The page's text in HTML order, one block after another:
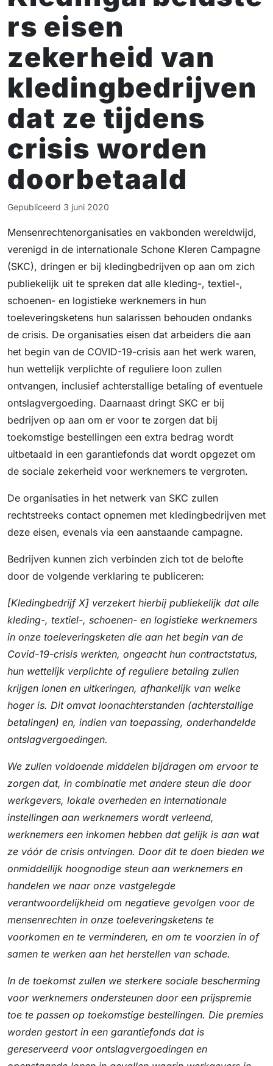
rs eisen
zekerheid van
kledingbedrijven
dat ze tijdens
crisis worden
doorbetaald
Gepubliceerd 3 juni 2020
Mensenrechtenorganisaties en vakbonden wereldwijd,
verenigd in de internationale Schone Kleren Campagne
(SKC), dringen er bij kledingbedrijven op aan om zich
publiekelijk uit te spreken dat alle kleding-, textiel-,
schoenen- en logistieke werknemers in hun
toeleveringsketens hun salarissen behouden ondanks
de crisis. De organisaties eisen dat arbeiders die aan
het begin van de COVID-19-crisis aan het werk waren,
hun wettelijk verplichte of reguliere loon zullen
ontvangen, inclusief achterstallige betaling of eventuele
ontslagvergoeding. Daarnaast dringt SKC er bij
bedrijven op aan om er voor te zorgen dat bij
toekomstige bestellingen een extra bedrag wordt
uitbetaald in een garantiefonds dat wordt opgezet om
de sociale zekerheid voor werknemers te vergroten.
De organisaties in het netwerk van SKC zullen
rechtstreeks contact opnemen met kledingbedrijven met
deze eisen, evenals via een aanstaande campagne.
Bedrijven kunnen zich verbinden zich tot de belofte
door de volgende verklaring te publiceren:
[Kledingbedrijf X] verzekert hierbij publiekelijk dat alle
kleding-, textiel-, schoenen- en logistieke werknemers
in onze toeleveringsketen die aan het begin van de
Covid-19-crisis werkten, ongeacht hun contractstatus,
hun wettelijk verplichte of reguliere betaling zullen
krijgen lonen en uitkeringen, afhankelijk van welke
hoger is. Dit omvat loonachterstanden (achterstallige
betalingen) en, indien van toepassing, onderhandelde
ontslagvergoedingen.
We zullen voldoende middelen bijdragen om ervoor te
zorgen dat, in combinatie met andere steun die door
werkgevers, lokale overheden en internationale
instellingen aan werknemers wordt verleend,
werknemers een inkomen hebben dat gelijk is aan wat
ze vóór de crisis ontvingen. Door dit te doen bieden we
onmiddellijk hoognodige steun aan werknemers en
handelen we naar onze vastgelegde
verantwoordelijkheid om negatieve gevolgen voor de
mensenrechten in onze toeleveringsketens te
voorkomen en te verminderen, en om te voorzien in of
samen te werken aan het herstellen van schade.
In de toekomst zullen we sterkere sociale bescherming
voor werknemers ondersteunen door een prijspremie
toe te passen op toekomstige bestellingen. Die premies
worden gestort in een garantiefonds dat is
gereserveerd voor ontslagvergoedingen en